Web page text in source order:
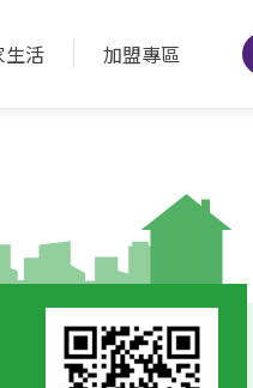
活 加盟專區